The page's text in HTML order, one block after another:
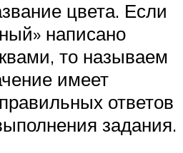
цвета. Если
написано
то называем
имеет
ответов
задания.